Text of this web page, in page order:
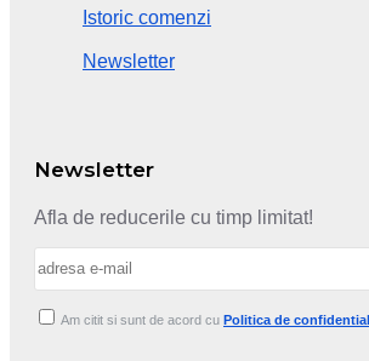
Istoric comenzi
Newsletter
Newsletter
Afla de reducerile cu timp limitat!
Am citit si sunt de acord cu Politica de